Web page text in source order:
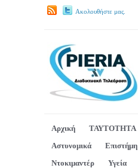
Ακολουθήστε μας.
Αρχική ΤΑΥΤΟΤΗΤΑ
Αστυνομικά
Επιστήμη
Ντοκιμαντέρ
Υγεία